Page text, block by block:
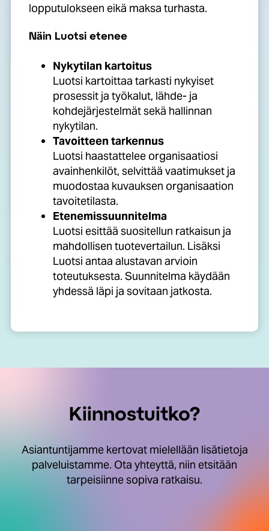
lopputulokseen eikä maksa turhasta.
Näin Luotsi etenee
Nykytilan kartoitus
Luotsi kartoittaa tarkasti nykyiset
prosessit ja työkalut, lähde- ja
kohdejärjestelmät sekä hallinnan
nykytilan.
Tavoitteen tarkennus
Luotsi haastattelee organisaatiosi
avainhenkilöt, selvittää vaatimukset ja
muodostaa kuvauksen organisaation
tavoitetilasta.
Etenemissuunnitelma
Luotsi esittää suositellun ratkaisun ja
mahdollisen tuotevertailun. Lisäksi
Luotsi antaa alustavan arvioin
toteutuksesta. Suunnitelma käydään
yhdessä läpi ja sovitaan jatkosta.
Kiinnostuitko?
Asiantuntijamme kertovat mielellään lisätietoja
palveluistamme. Ota yhteyttä, niin etsitään
tarpeisiinne sopiva ratkaisu.